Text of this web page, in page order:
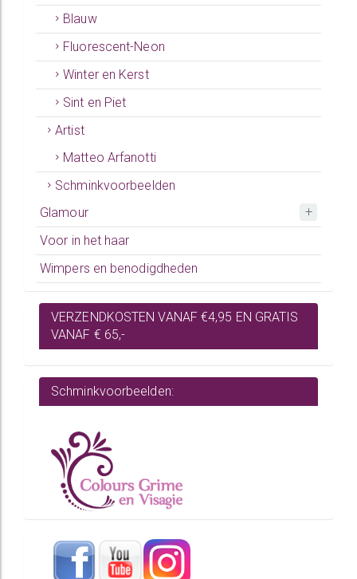
Blauw
Fluorescent-Neon
Winter en Kerst
Sint en Piet
Artist
Matteo Arfanotti
Schminkvoorbeelden
Glamour
Voor in het haar
Wimpers en benodigdheden
VERZENDKOSTEN VANAF €4,95 EN GRATIS
VANAF € 65,-
Schminkvoorbeelden: